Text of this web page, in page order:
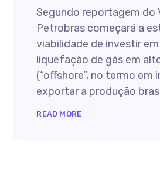
Segundo reportagem do
Petrobras começará a
viabilidade de investir
liquefação de gás em
(“offshore”, no termo em
exportar a produção
READ MORE